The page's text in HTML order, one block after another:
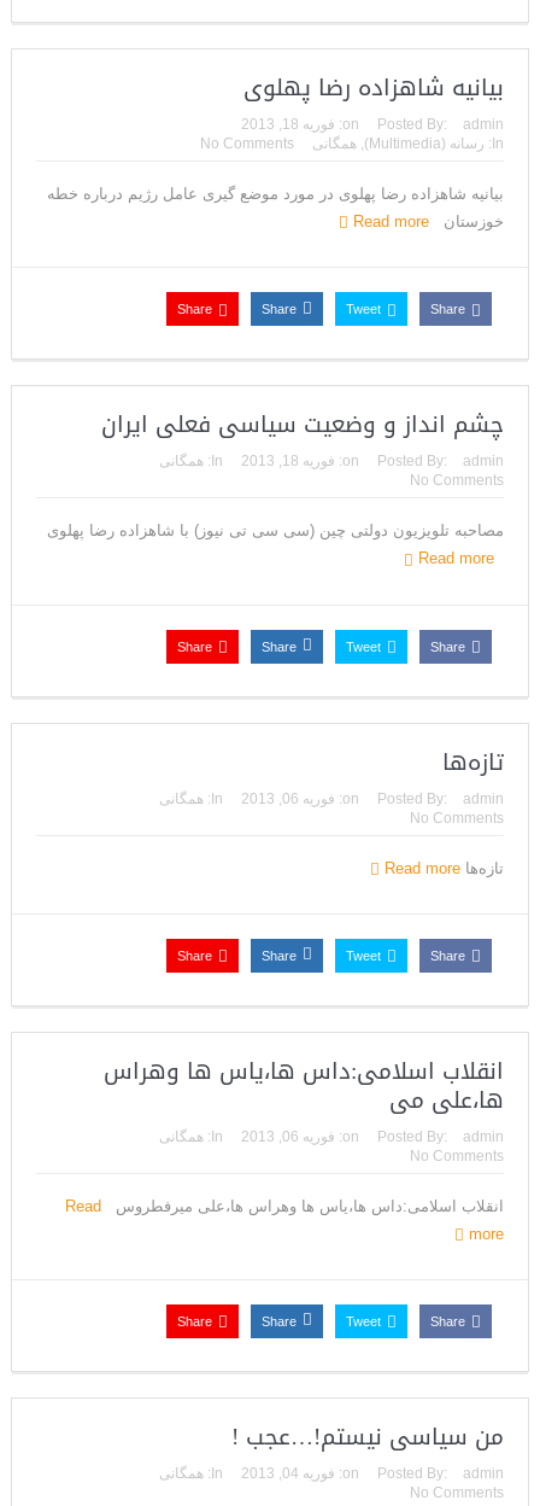
بیانیه شاهزاده رضا پهلوی
Posted By: admin
on: فوریه 18, 2013
In:
رسانه (Multimedia) , همگانی No Comments
بیانیه شاهزاده رضا پهلوی در مورد موضع گیری عامل رژیم درباره خطه
خوزستان Read more
Share
Tweet
Share
Share
چشم انداز و وضعیت سیاسی فعلی ایران
Posted By: admin
on: فوریه 18, 2013 In:
همگانی
No Comments
مصاحبه تلویزیون دولتی چین (سی سی تی نیوز) با شاهزاده رضا پهلوی
Read more
Share
Tweet
Share
Share
تازه‌ها
Posted By: admin
on: فوریه 06, 2013 In: همگانی
No Comments
تازه‌ها Read more
Share
Tweet
Share
Share
انقلاب اسلامی:داس ها،یاس ها وهراس
ها،علی می
Posted By: admin
on: فوریه 06, 2013 In: همگانی
No Comments
انقلاب اسلامی:داس ها،یاس ها وهراس ها،علی میرفطروس Read
more
Share
Tweet
Share
Share
من سیاسی نیستم!…عجب !
Posted By: admin
on: فوریه 04, 2013 In: همگانی
No Comments